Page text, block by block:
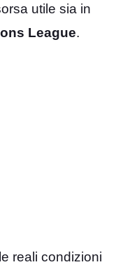
utile sia in
League.
reali condizioni